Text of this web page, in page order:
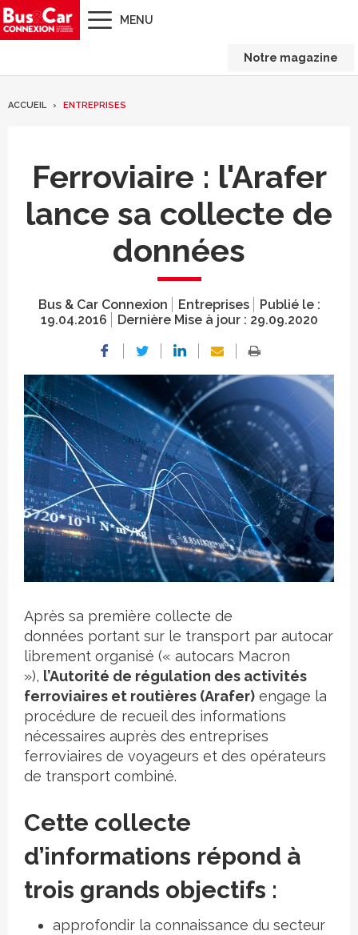
MENU
Notre magazine
ACCUEIL ENTREPRISES
Ferroviaire : l'Arafer
lance sa collecte de
données
Bus & Car Connexion Entreprises
Publié le :
19.04.2016
Dernière Mise à jour : 29.09.2020
Crédit photo
Après sa première collecte de
données portant sur le transport par autocar
librement organisé (« autocars Macron
»), l’Autorité de régulation des activités
ferroviaires et routières (Arafer) engage la
procédure de recueil des informations
nécessaires auprès des entreprises
ferroviaires de voyageurs et des opérateurs
de transport combiné.
Cette collecte
d’informations répond à
trois grands objectifs :
approfondir la connaissance du secteur